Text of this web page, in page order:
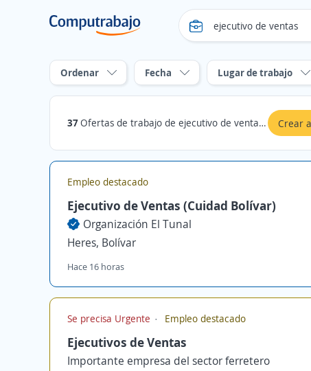
Ordenar Fecha Lugar de trabajo
37Ofertas de trabajo de ejecutivo de ventas en Bolívar Crear
Empleo destacado
Ejecutivo de Ventas (Cuidad Bolívar)
Organización El Tunal
Heres, Bolívar
Hace 16 horas
Se precisa Urgente Empleo destacado
Ejecutivos de Ventas
Importante empresa del sector ferretero